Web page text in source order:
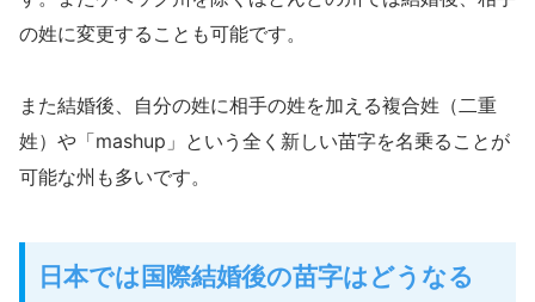
の姓に変更することも可能です。
また結婚後、自分の姓に相手の姓を加える複合姓（二重
姓）や「mashup」という全く新しい苗字を名乗ることが
可能な州も多いです。
日本では国際結婚後の苗字はどうなる